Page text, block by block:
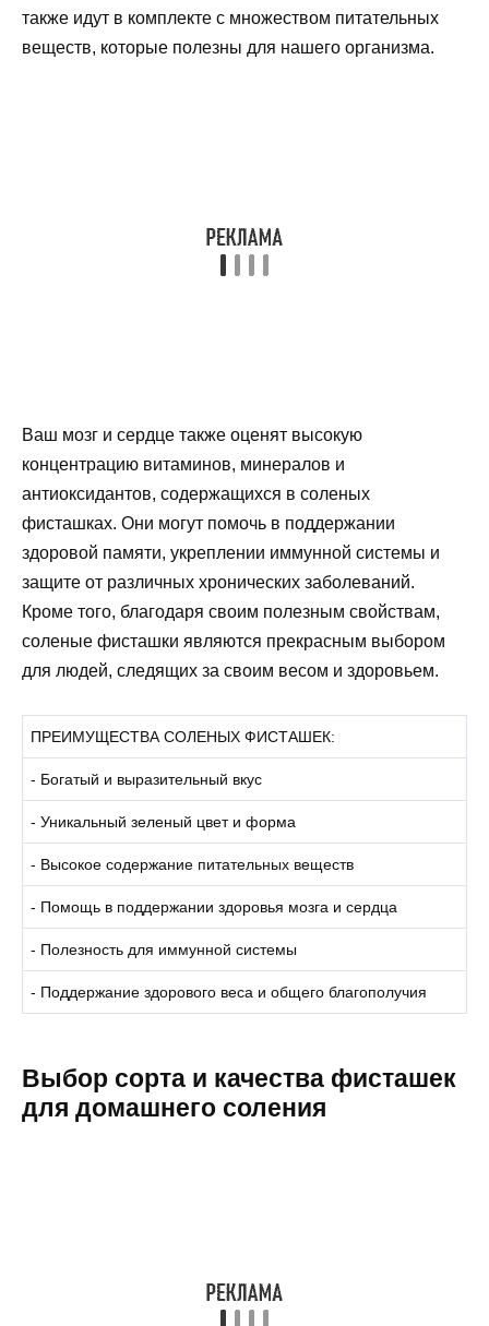
также идут в комплекте с множеством питательных
веществ, которые полезны для нашего организма.
Ваш мозг и сердце также оценят высокую
концентрацию витаминов, минералов и
антиоксидантов, содержащихся в соленых
фисташках. Они могут помочь в поддержании
здоровой памяти, укреплении иммунной системы и
защите от различных хронических заболеваний.
Кроме того, благодаря своим полезным свойствам,
соленые фисташки являются прекрасным выбором
для людей, следящих за своим весом и здоровьем.
ПРЕИМУЩЕСТВА СОЛЕНЫХ ФИСТАШЕК:
- Богатый и выразительный вкус
- Уникальный зеленый цвет и форма
- Высокое содержание питательных веществ
- Помощь в поддержании здоровья мозга и сердца
- Полезность для иммунной системы
- Поддержание здорового веса и общего благополучия
Выбор сорта и качества фисташек
для домашнего соления